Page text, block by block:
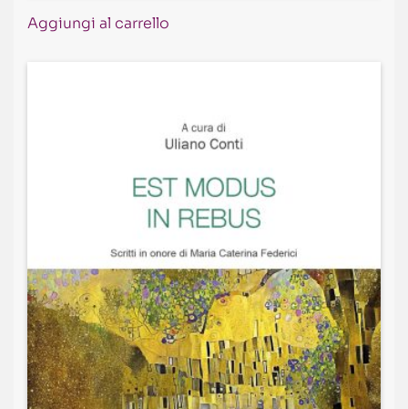
Aggiungi al carrello